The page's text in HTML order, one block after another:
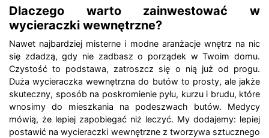
Dlaczego warto zainwestować w
wycieraczki wewnętrzne?
Nawet najbardziej misterne i modne aranżacje wnętrz na nic
się zdadzą, gdy nie zadbasz o porządek w Twoim domu.
Czystość to podstawa, zatroszcz się o nią już od progu.
Duża wycieraczka wewnętrzna do butów to prosty, ale jakże
skuteczny, sposób na poskromienie pyłu, kurzu i brudu, które
wnosimy do mieszkania na podeszwach butów. Medycy
mówią, że lepiej zapobiegać niż leczyć. My dodajemy: lepiej
postawić na wycieraczki wewnętrzne z tworzywa sztucznego